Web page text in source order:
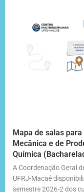
Mapa de salas
Mecânica e de
Química
A Coordenação Geral
UFRJ-Macaé
semestre 2026-2 dos